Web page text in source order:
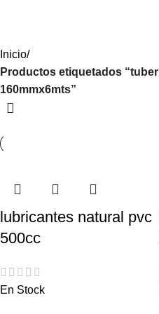
Inicio
Productos etiquetados
160mmx6mts”
lubricantes natural pvc
500cc
En Stock